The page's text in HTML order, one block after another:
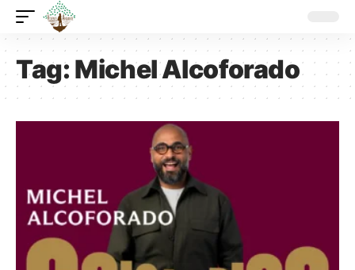
Tag:Michel Alcoforado